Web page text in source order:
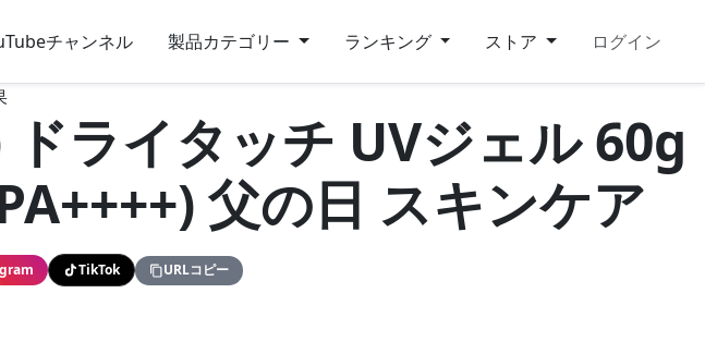
チャンネル 製品カテゴリー ランキング ストア ログイン
ライタッチ UVジェル 60g
父の日 スキンケア
TikTok URLコピー